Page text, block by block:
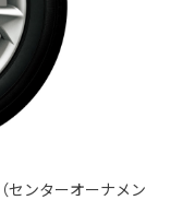
ンターオーナメン